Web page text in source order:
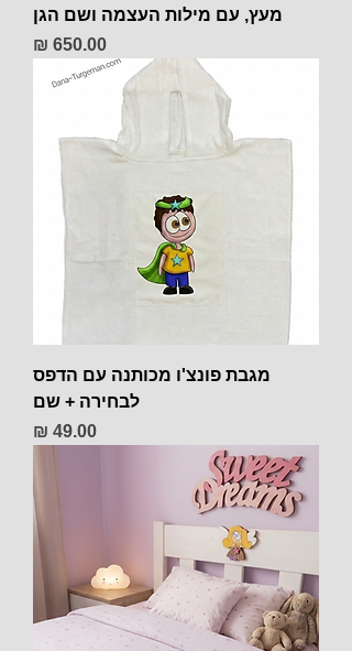
מעץ, עם מילות העצמה ושם הגן
מחיר
מגבת פונצ'ו מכותנה עם הדפס
לבחירה + שם
מחיר